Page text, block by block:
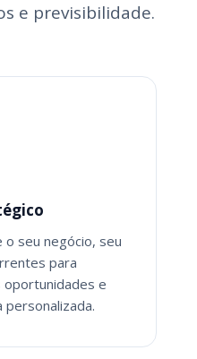
e previsibilidade.
seu negócio, seu
para
e